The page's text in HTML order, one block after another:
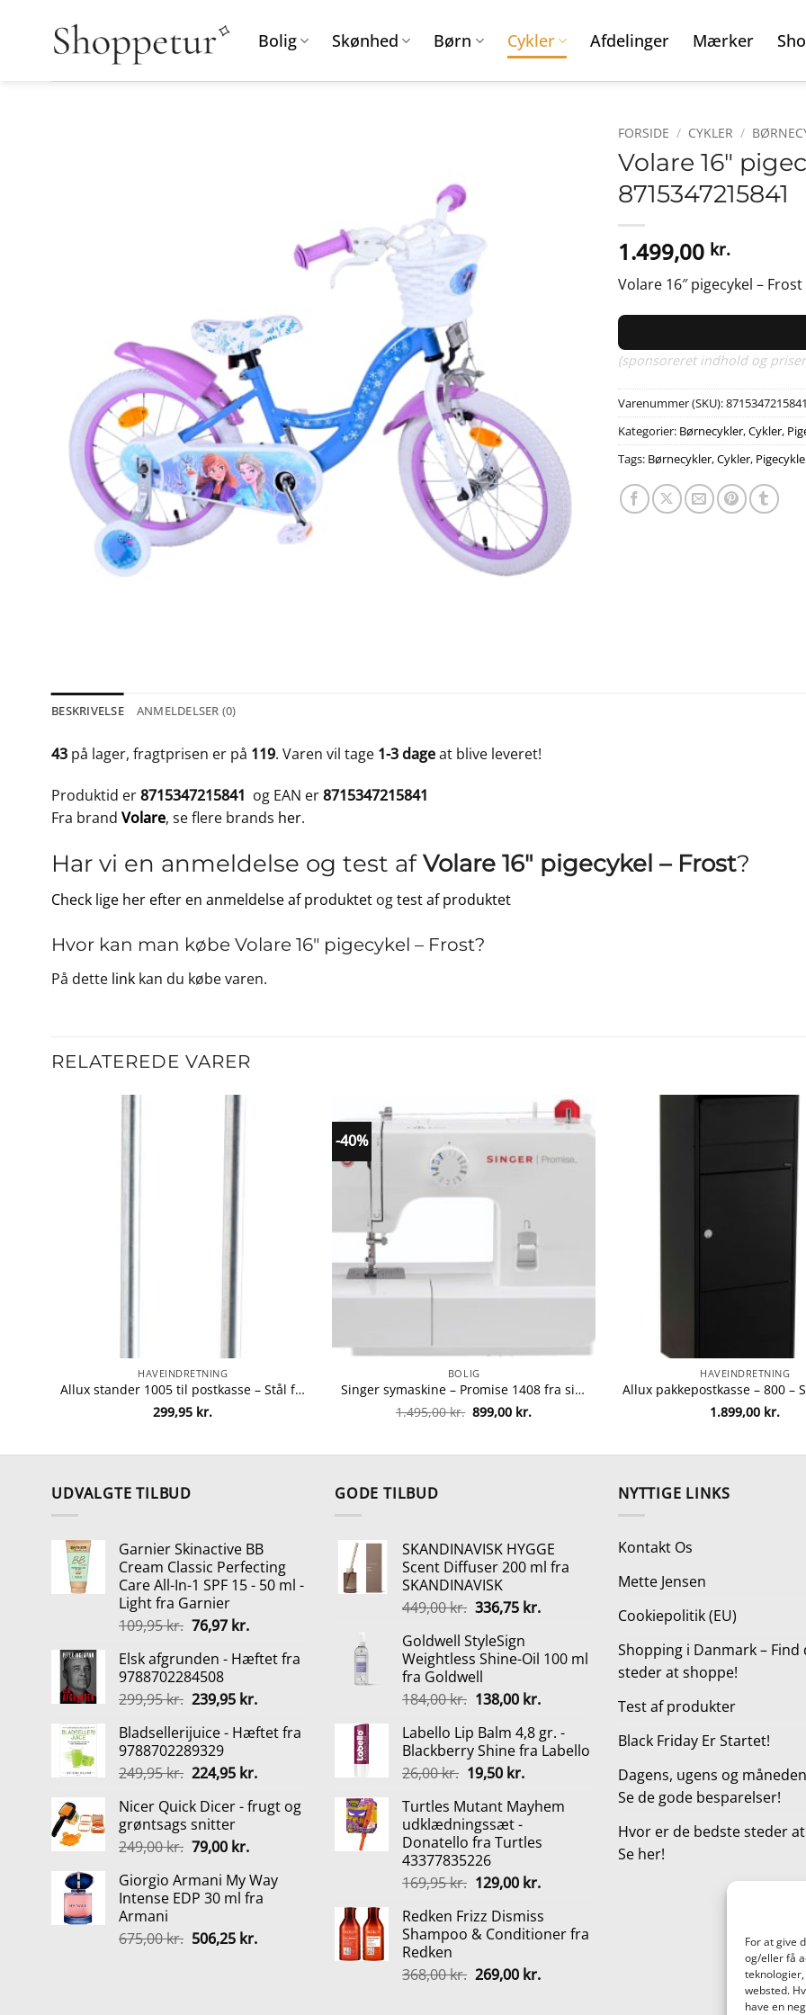
For at give
og/eller få
websted.
have en
Bolig Skønhed Børn Cykler Afdelinger Mærker
FORSIDE / CYKLER /
Volare 16″
8715347215841
1.499,00 kr.
Volare 16″ pigecykel –
(sponsoreret indhold og
Varenummer (SKU):
Kategorier: Børnecykler,Cykler,
Tags: Børnecykler,Cykler,
BESKRIVELSE ANMELDELSER (0)
43 på lager, fragtprisen er på 119. Varen vil tage 1-3 dageat blive leveret!
Produktid er8715347215841 og EAN er8715347215841
Fra brand Volare, se flere brands her.
Har vi en anmeldelse og test afVolare 16″ pigecykel – Frost?
Check lige her efter en anmeldelse af produktet ogtest af produktet
Hvor kan man købe Volare 16″ pigecykel – Frost?
På dette link kan du købe varen.
RELATEREDE VARER
HAVEINDRETNING
Allux stander 1005 til postkasse – Stål fra allux 5709975100511
299,95 kr.
-40%
BOLIG
Singer symaskine – Promise 1408 fra singer 374318830872
1.495,00kr. Den
oprindelige
899,00 kr.
HAVEINDRETNING
1.899,00 kr.
UDVALGTE TILBUD
Garnier Skinactive BB
Cream Classic Perfecting
Care All-In-1 SPF 15 - 50 ml -
Light fra Garnier
109,95kr. Den
pris
var:
109,95 kr..
76,97 kr.Den
pris
76,97 kr..
Elsk afgrunden - Hæftet fra
9788702284508
299,95kr. Den
pris
var:
299,95 kr..
239,95 kr.Den
pris
239,95 kr..
Bladsellerijuice - Hæftet fra
9788702289329
249,95kr. Den
pris
var:
249,95 kr..
224,95 kr.Den
pris
Nicer Quick Dicer - frugt og
grøntsags snitter
249,00kr. Den
pris
var:
79,00 kr.Den
pris
er:
Giorgio Armani My Way
Intense EDP 30 ml fra
Armani
675,00kr. Den
506,25 kr.Den
GODE TILBUD
SKANDINAVISK HYGGE
Scent Diffuser 200 ml fra
SKANDINAVISK
449,00kr. Den
pris
var:
449,00 kr..
336,75 kr.Den
er:
Goldwell StyleSign
Weightless Shine-Oil 100 ml
fra Goldwell
184,00kr. Den
pris
var:
184,00 kr..
138,00 kr.Den
pris
er:
Labello Lip Balm 4,8 gr. -
Blackberry Shine fra Labello
26,00kr. Den
pris
var:
26,00 kr..
19,50 kr.Den
pris
19,50 kr..
Turtles Mutant Mayhem
udklædningssæt -
Donatello fra Turtles
43377835226
169,95kr. Den
pris
var:
129,00 kr.Den
pris
er:
Redken Frizz Dismiss
Shampoo & Conditioner fra
Redken
368,00kr. Den
269,00 kr.Den
NYTTIGE LINKS
Kontakt Os
Mette Jensen
Cookiepolitik (EU)
Shopping i Danmark – Find
steder at shoppe!
Test af produkter
Black Friday Er Startet!
Dagens, ugens og
Se de gode besparelser!
Hvor er de bedste steder
Se her!